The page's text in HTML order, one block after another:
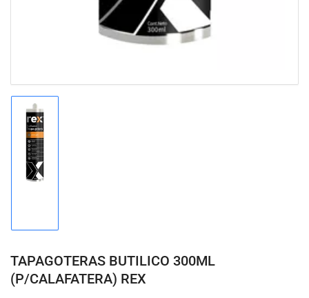
Cargar
imagen
de
TAPAGOTERAS BUTILICO 300ML
(P/CALAFATERA) REX